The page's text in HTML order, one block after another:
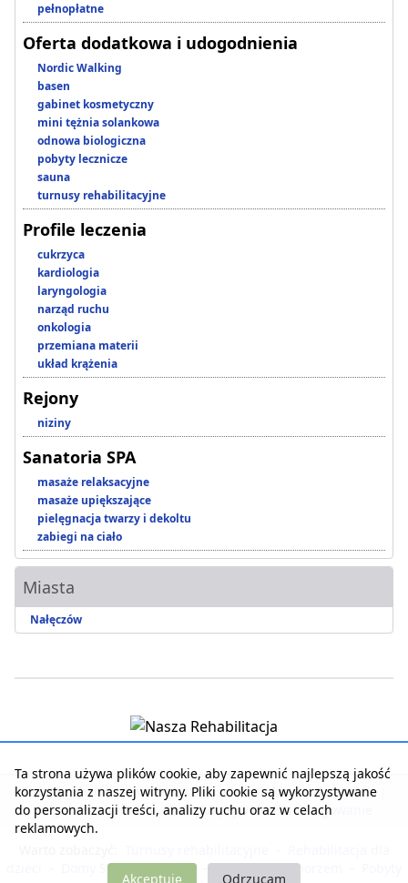
pełnopłatne
Oferta dodatkowa i udogodnienia
Nordic Walking
basen
gabinet kosmetyczny
mini tężnia solankowa
odnowa biologiczna
pobyty lecznicze
sauna
turnusy rehabilitacyjne
Profile leczenia
cukrzyca
kardiologia
laryngologia
narząd ruchu
onkologia
przemiana materii
układ krążenia
Rejony
niziny
Sanatoria SPA
masaże relaksacyjne
masaże upiększające
pielęgnacja twarzy i dekoltu
zabiegi na ciało
Miasta
Nałęczów
Strona główna | Kontakt z serwisem | Reklama w serwisie
Regulamin serwisu | Polityka prywatności | Logowanie
Domy Seniora i Opieki - Noclegi nad morzem
Ta strona używa plików cookie, aby zapewnić najlepszą jakość
korzystania z naszej witryny. Pliki cookie są wykorzystywane
do personalizacji treści, analizy ruchu oraz w celach
reklamowych.
Akceptuję Odrzucam